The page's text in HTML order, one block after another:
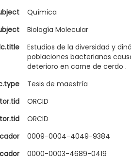
Química
Biología Molecular
Estudios de la diversidad y
poblaciones bacterianas
deterioro en carne de cerdo .
Tesis de maestría
ORCID
ORCID
0009-0004-4049-9384
0000-0003-4689-0419